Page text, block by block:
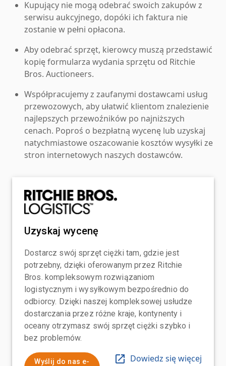
Kupujący nie mogą odebrać swoich zakupów z
serwisu aukcyjnego, dopóki ich faktura nie
zostanie w pełni opłacona.
Aby odebrać sprzęt, kierowcy muszą przedstawić
kopię formularza wydania sprzętu od Ritchie
Bros. Auctioneers.
Współpracujemy z zaufanymi dostawcami usług
przewozowych, aby ułatwić klientom znalezienie
najlepszych przewoźników po najniższych
cenach. Poproś o bezpłatną wycenę lub uzyskaj
natychmiastowe oszacowanie kosztów wysyłki ze
stron internetowych naszych dostawców.
Uzyskaj wycenę
Dostarcz swój sprzęt ciężki tam, gdzie jest
potrzebny, dzięki oferowanym przez Ritchie
Bros. kompleksowym rozwiązaniom
logistycznym i wysyłkowym bezpośrednio do
odbiorcy. Dzięki naszej kompleksowej usłudze
dostarczania przez różne kraje, kontynenty i
oceany otrzymasz swój sprzęt ciężki szybko i
bez problemów.
Wyślij do nas e-
Dowiedz się więcej